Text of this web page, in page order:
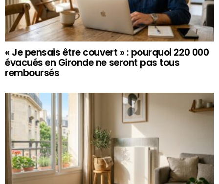
« Je pensais être couvert » : pourquoi 220 000
évacués en Gironde ne seront pas tous
remboursés